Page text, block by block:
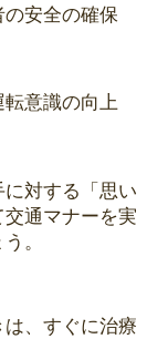
安全の確保
意識の向上
対する「思い
通マナーを実
。
、すぐに治療